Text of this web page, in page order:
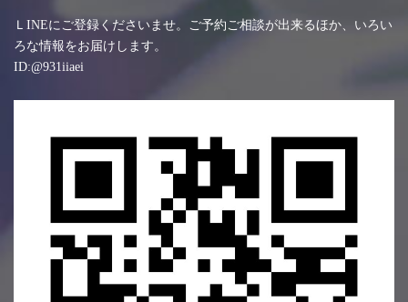
ＬINEにご登録くださいませ。ご予約ご相談が出来るほか、いろい
ろな情報をお届けします。
ID:@931iiaei